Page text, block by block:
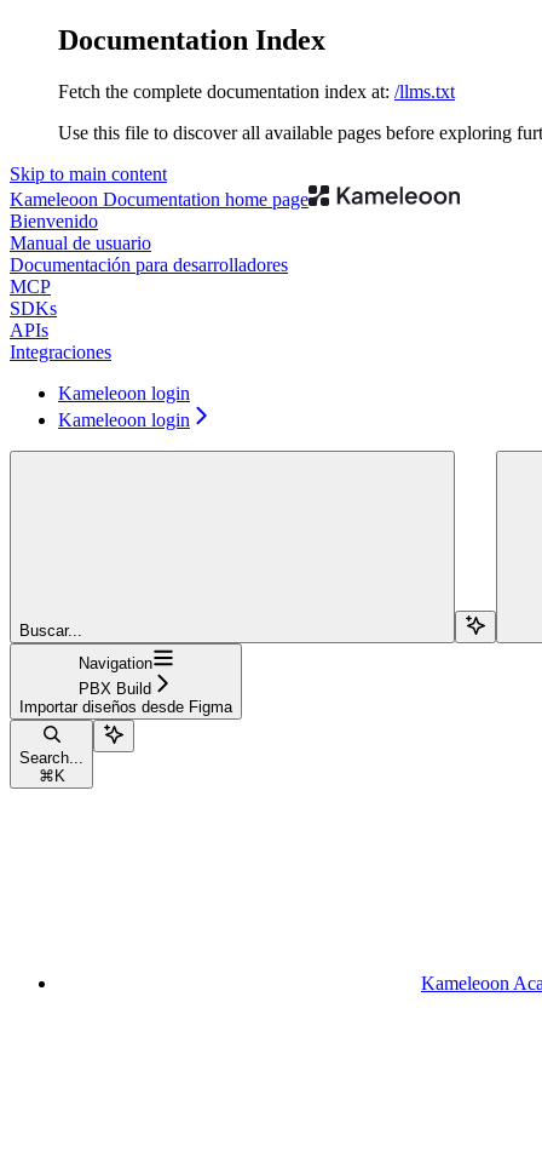
Documentation Index
Fetch the complete documentation index at: /llms.txt
Use this file to discover all available pages before exploring
Skip to main content
Kameleoon Documentation home page
Bienvenido
Manual de usuario
Documentación para desarrolladores
MCP
SDKs
APIs
Integraciones
Kameleoon login
Kameleoon login
Buscar...
Navigation
PBX Build
Importar diseños desde Figma
Search...
⌘ K
Kameleoon